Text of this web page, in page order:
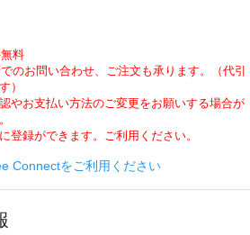
料
のお問い合わせ、ご注文も承ります。（代引
）
やお支払い方法のご変更をお願いする場合が
録ができます。ご利用ください。
Connectをご利用ください